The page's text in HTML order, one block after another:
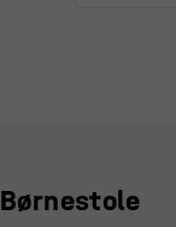
Børnestole